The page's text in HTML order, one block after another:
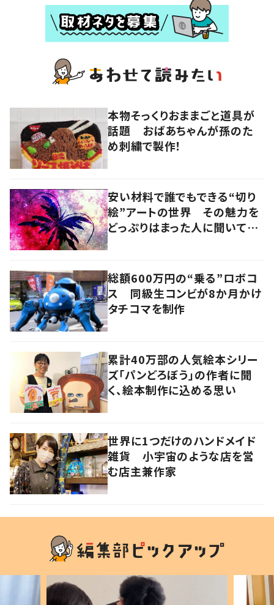
本物そっくりおままごと道具が
話題 おばあちゃんが孫のた
め刺繍で製作！
安い材料で誰でもできる“切り
絵”アートの世界 その魅力を
どっぷりはまった人に聞いてみ
総額600万円の“乗る”ロボコ
ス 同級生コンビが8か月かけ
タチコマを制作
累計40万部の人気絵本シリー
ズ「パンどろぼう」の作者に聞
く、絵本制作に込める思い
世界に1つだけのハンドメイド
雑貨 小宇宙のような店を営
む店主兼作家